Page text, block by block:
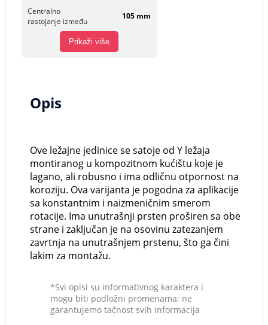
Centralno
rastojanje između
105 mm
Prikaži više
Opis
Ove ležajne jedinice se satoje od Y ležaja
montiranog u kompozitnom kućištu koje je
lagano, ali robusno i ima odličnu otpornost na
koroziju. Ova varijanta je pogodna za aplikacije
sa konstantnim i naizmeničnim smerom
rotacije. Ima unutrašnji prsten proširen sa obe
strane i zaključan je na osovinu zatezanjem
zavrtnja na unutrašnjem prstenu, što ga čini
lakim za montažu.
*Svi opisi su informativnog karaktera i
mogu biti podložni promenama; ne
garantujemo tačnost svih informacija